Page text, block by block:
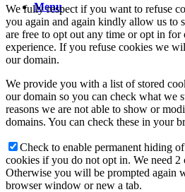
Menu
We fully respect if you want to refuse
you again and again kindly allow us to
are free to opt out any time or opt in for
experience. If you refuse cookies we
our domain.
We provide you with a list of stored
our domain so you can check what we
reasons we are not able to show or
domains. You can check these in your
Check to enable permanent hiding
cookies if you do not opt in. We need 2
Otherwise you will be prompted again
browser window or new a tab.